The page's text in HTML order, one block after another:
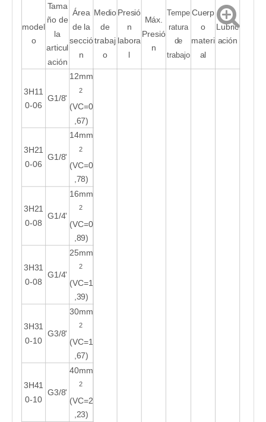
model
o
Tama
ño de
la
articul
ación
Área
de la
secció
n
Medio
de
trabaj
o
Presió
n
labora
l
Máx.
Presió
n
Tempe
ratura
de
trabajo
Cuerp
o
materi
al
Lubric
ación
3H11
0-06
G1/8'
12mm
2
(VC=0
,67)
3H21
0-06
G1/8'
14mm
2
(VC=0
,78)
3H21
0-08
G1/4'
16mm
2
(VC=0
,89)
3H31
0-08
G1/4'
25mm
2
(VC=1
,39)
3H31
0-10
G3/8'
30mm
2
(VC=1
,67)
3H41
0-10
G3/8'
40mm
2
(VC=2
,23)